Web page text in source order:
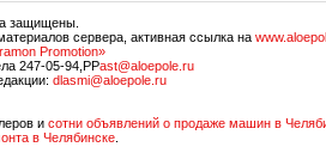
защищены.
сервера, активная ссылка на
Promotion»
247-05-94,PPast@aloepole.ru
dlasmi@aloepole.ru
и сотни объявлений о продаже машин в
в Челябинске